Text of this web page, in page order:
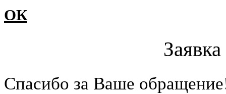
ОК
Cпасибо за Ваше